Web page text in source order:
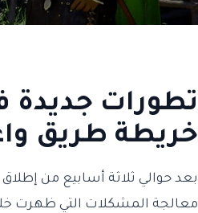
خريطة طريق
بعد حوالي ثلاثة أسابيع من
معالجة المشكلات التي ظهرت